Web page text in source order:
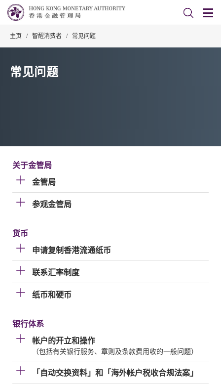
主页 / 智醒消费者 / 常见问题
常见问题
关于金管局
金管局
参观金管局
货币
申请复制香港流通纸币
联系汇率制度
纸币和硬币
银行体系
帐户的开立和操作
（包括有关银行服务、章则及条款费用收的一般问题）
「自动交换资料」和「海外帐户税收合规法案」